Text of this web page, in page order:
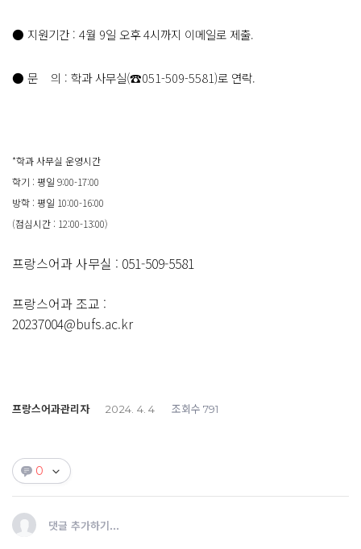
● 지원기간 : 4월 9일 오후 4시까지 이메일로 제출.
● 문 의 : 학과 사무실(☎051-509-5581)로 연락.
*학과 사무실 운영시간
학기 : 평일 9:00-17:00
방학 : 평일 10:00-16:00
(점심시간 : 12:00-13:00)
프랑스어과 사무실 : 051-509-5581
프랑스어과 조교 :
20237004@bufs.ac.kr
프랑스어과관리자 2024. 4. 4 조회수 791
0
댓글 추가하기...